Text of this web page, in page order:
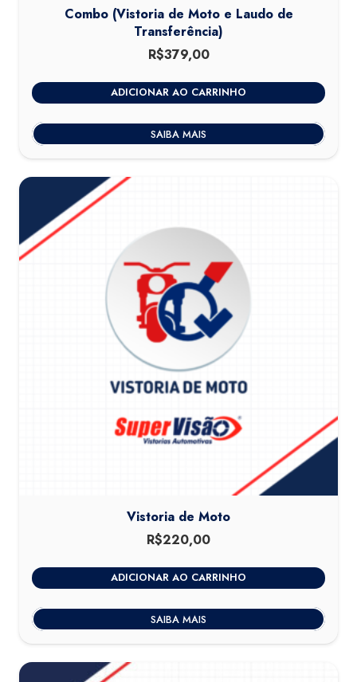
Combo (Vistoria de Moto e Laudo de
Transferência)
R$379,00
ADICIONAR AO CARRINHO
SAIBA MAIS
Vistoria de Moto
R$220,00
ADICIONAR AO CARRINHO
SAIBA MAIS